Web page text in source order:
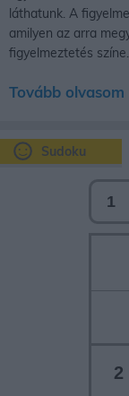
Sudoku
1
2
láthatunk. A
amilyen az arra
figyelmeztetés színe.
Tovább olvasom